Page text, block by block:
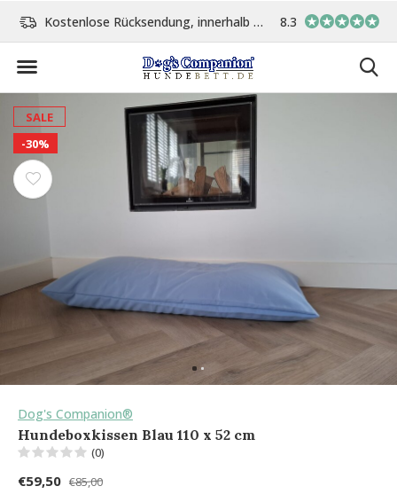
Kostenlose Rücksendung, innerhalb 14 Tage Vor 15:00 Uhr bestellt,
8.3
SALE
-30%
Dog's Companion®
Hundeboxkissen Blau 110 x 52 cm
(0)
€59,50 €85,00